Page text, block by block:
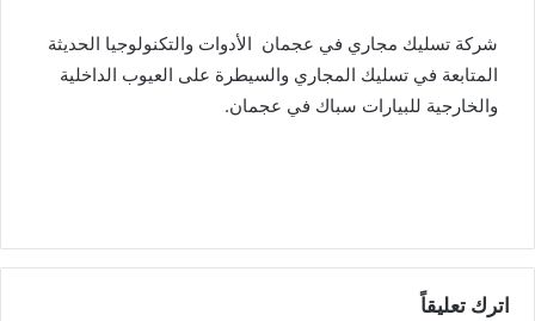
شركة تسليك مجاري في عجمان الأدوات والتكنولوجيا الحديثة
المتابعة في تسليك المجاري والسيطرة على العيوب الداخلية
والخارجية للبيارات سباك في عجمان.
اترك تعليقاً